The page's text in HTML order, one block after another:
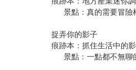
景點：真的需要冒險
捉弄你的影子
痕跡本：抓住生活中的
景點：一點都不無聊